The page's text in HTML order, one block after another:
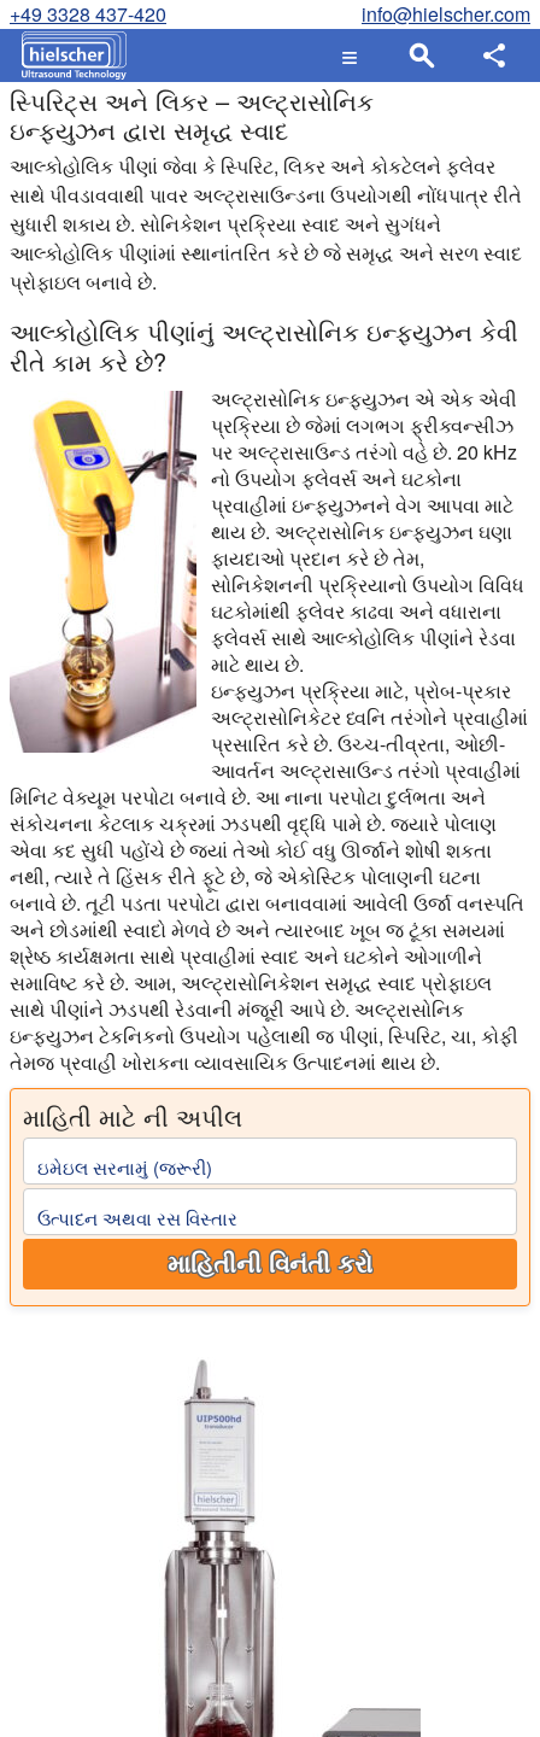
+49 3328 437-420 info@hielscher.com
સ્પિરિટ્સ અને લિકર – અલ્ટ્રાસોનિક
ઇન્ફ્યુઝન દ્વારા સમૃદ્ધ સ્વાદ
આલ્કોહોલિક પીણાં જેવા કે સ્પિરિટ, લિકર અને કોકટેલને ફ્લેવર
સાથે પીવડાવવાથી પાવર અલ્ટ્રાસાઉન્ડના ઉપયોગથી નોંધપાત્ર રીતે
સુધારી શકાય છે. સોનિકેશન પ્રક્રિયા સ્વાદ અને સુગંધને
આલ્કોહોલિક પીણાંમાં સ્થાનાંતરિત કરે છે જે સમૃદ્ધ અને સરળ સ્વાદ
પ્રોફાઇલ બનાવે છે.
આલ્કોહોલિક પીણાંનું અલ્ટ્રાસોનિક ઇન્ફ્યુઝન કેવી
રીતે કામ કરે છે?
અલ્ટ્રાસોનિક ઇન્ફ્યુઝન એ એક એવી
પ્રક્રિયા છે જેમાં લગભગ ફ્રીક્વન્સીઝ
પર અલ્ટ્રાસાઉન્ડ તરંગો વહે છે. 20 kHz
નો ઉપયોગ ફ્લેવર્સ અને ઘટકોના
પ્રવાહીમાં ઇન્ફ્યુઝનને વેગ આપવા માટે
થાય છે. અલ્ટ્રાસોનિક ઇન્ફ્યુઝન ઘણા
ફાયદાઓ પ્રદાન કરે છે તેમ,
સોનિકેશનની પ્રક્રિયાનો ઉપયોગ વિવિધ
ઘટકોમાંથી ફ્લેવર કાઢવા અને વધારાના
ફ્લેવર્સ સાથે આલ્કોહોલિક પીણાંને રેડવા
માટે થાય છે.
ઇન્ફ્યુઝન પ્રક્રિયા માટે, પ્રોબ-પ્રકાર
અલ્ટ્રાસોનિકેટર ધ્વનિ તરંગોને પ્રવાહીમાં
પ્રસારિત કરે છે. ઉચ્ચ-તીવ્રતા, ઓછી-
આવર્તન અલ્ટ્રાસાઉન્ડ તરંગો પ્રવાહીમાં
મિનિટ વેક્યૂમ પરપોટા બનાવે છે. આ નાના પરપોટા દુર્લભતા અને
સંકોચનના કેટલાક ચક્રમાં ઝડપથી વૃદ્ધિ પામે છે. જ્યારે પોલાણ
એવા કદ સુધી પહોંચે છે જ્યાં તેઓ કોઈ વધુ ઊર્જાને શોષી શકતા
નથી, ત્યારે તે હિંસક રીતે ફૂટે છે, જે એકોસ્ટિક પોલાણની ઘટના
બનાવે છે. તૂટી પડતા પરપોટા દ્વારા બનાવવામાં આવેલી ઉર્જા વનસ્પતિ
અને છોડમાંથી સ્વાદો મેળવે છે અને ત્યારબાદ ખૂબ જ ટૂંકા સમયમાં
શ્રેષ્ઠ કાર્યક્ષમતા સાથે પ્રવાહીમાં સ્વાદ અને ઘટકોને ઓગાળીને
સમાવિષ્ટ કરે છે. આમ, અલ્ટ્રાસોનિકેશન સમૃદ્ધ સ્વાદ પ્રોફાઇલ
સાથે પીણાંને ઝડપથી રેડવાની મંજૂરી આપે છે. અલ્ટ્રાસોનિક
ઇન્ફ્યુઝન ટેકનિકનો ઉપયોગ પહેલાથી જ પીણાં, સ્પિરિટ, ચા, કોફી
તેમજ પ્રવાહી ખોરાકના વ્યાવસાયિક ઉત્પાદનમાં થાય છે.
માહિતી માટે ની અપીલ
ઇમેઇલ સરનામું (જરૂરી)
ઉત્પાદન અથવા રસ વિસ્તાર
માહિતીની વિનંતી કરો